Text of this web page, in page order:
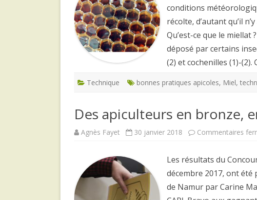
conditions
récolte, d’autant qu’il
Qu’est-ce que le miellat
déposé par certains
(2) et cochenilles (1)-(2).
Technique bonnes pratiques apicoles, Miel,
Des apiculteurs en bronze,
Agnès Fayet 30 janvier 2018 Commentaires
Les résultats du
décembre 2017, ont été
de Namur par Carine